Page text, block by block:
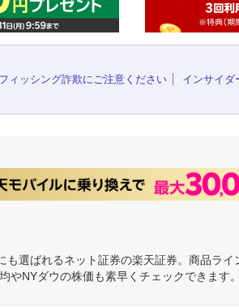
フィッシング詐欺にご注意ください インサイダ
選ばれるネット証券の楽天証券。商品ラ
NYダウの株価も素早くチェックできます。